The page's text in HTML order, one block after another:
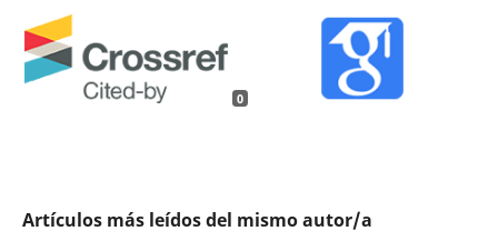
0
Artículos más leídos del mismo autor/a